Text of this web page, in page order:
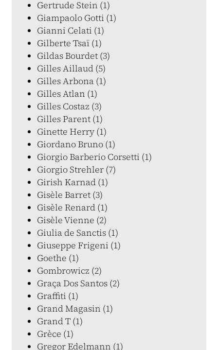
Gertrude Stein (1)
Giampaolo Gotti (1)
Gianni Celati (1)
Gilberte Tsaï (1)
Gildas Bourdet (3)
Gilles Aillaud (5)
Gilles Arbona (1)
Gilles Atlan (1)
Gilles Costaz (3)
Gilles Parent (1)
Ginette Herry (1)
Giordano Bruno (1)
Giorgio Barberio Corsetti (1)
Giorgio Strehler (7)
Girish Karnad (1)
Gisèle Barret (3)
Gisèle Renard (1)
Gisèle Vienne (2)
Giulia de Sanctis (1)
Giuseppe Frigeni (1)
Goethe (1)
Gombrowicz (2)
Graça Dos Santos (2)
Graffiti (1)
Grand Magasin (1)
Grand T (1)
Grèce (1)
Gregor Edelmann (1)